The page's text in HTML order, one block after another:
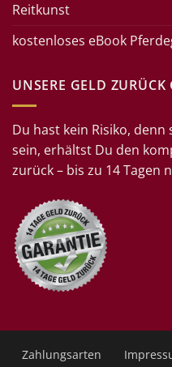
Reitkunst
kostenloses eBook
UNSERE GELD ZURÜCK
Du hast kein Risiko,
sein, erhältst Du den
zurück – bis zu 14 Tagen
Zahlungsarten